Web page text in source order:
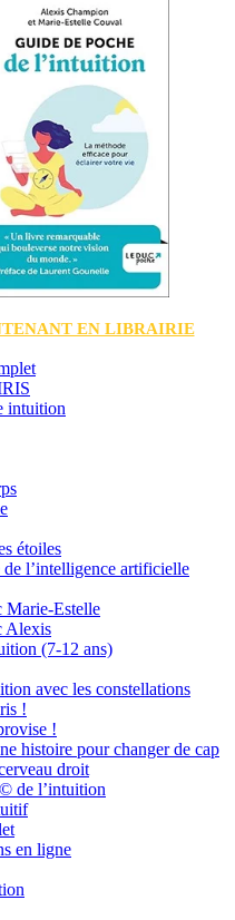
EN LIBRAIRIE
intuition
étoiles
de l’intelligence artificielle
Marie-Estelle
Alexis
(7-12 ans)
avec les constellations
!
!
histoire pour changer de cap
droit
de l’intuition
en ligne